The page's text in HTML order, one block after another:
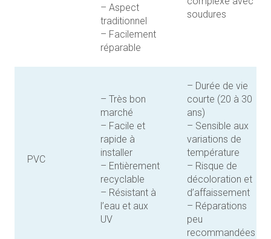
– Aspect
traditionnel
– Facilement
réparable
soudures
PVC
– Très bon
marché
– Facile et
rapide à
installer
– Entièrement
recyclable
– Résistant à
l’eau et aux
UV
– Durée de vie
courte (20 à 30
ans)
– Sensible aux
variations de
température
– Risque de
décoloration et
d’affaissement
– Réparations
peu
recommandées